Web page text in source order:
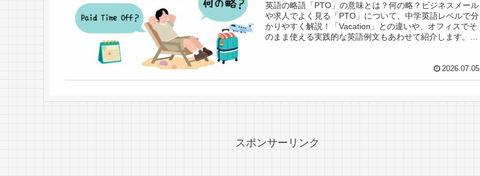
英語の略語「PTO」の意味とは？何の略？ビジネスメール
や求人でよく見る「PTO」について、中学英語レベルで分
かりやすく解説！「Vacation」との違いや、オフィスでそ
のまま使える実践的な英語例文もあわせて紹介します。
2026.07.05
スポンサーリンク